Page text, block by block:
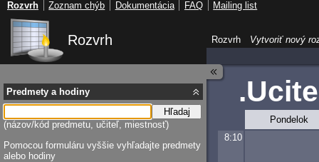
Rozvrh
Pondelok
8:10
Predmety a hodiny
Hľadaj
(názov/kód predmetu, učiteľ, miestnosť)
Pomocou formuláru vyššie vyhľadajte predmety
alebo hodiny
Rozvrh Vytvoriť nový
Rozvrh Zoznam chýb Dokumentácia FAQ Mailing list